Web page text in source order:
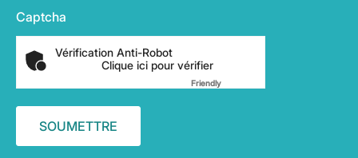
Captcha
Vérification Anti-Robot
Clique ici pour vérifier
FriendlyCaptcha ⇗